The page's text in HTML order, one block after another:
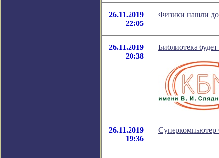
26.11.2019
22:05
Физики нашли
26.11.2019
20:38
Библиотека
26.11.2019
19:36
Суперкомпьютер